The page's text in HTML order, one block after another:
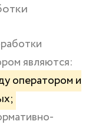
являются:
оператором и